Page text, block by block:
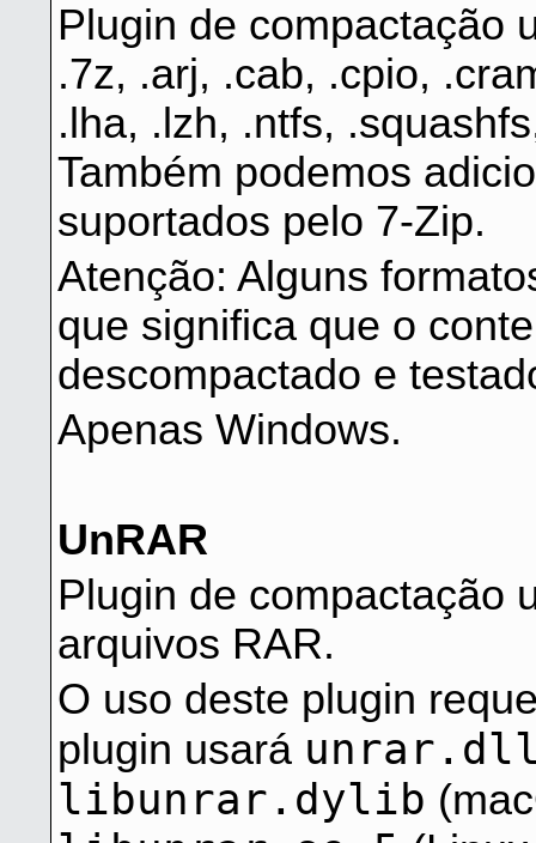
Plugin de compactação
.7z, .arj, .cab, .cpio,
.lha, .lzh, .ntfs,
Também podemos
suportados pelo 7-Zip.
Atenção: Alguns
que significa que o
descompactado e
Apenas Windows.
UnRAR
Plugin de compactação
arquivos RAR.
O uso deste plugin
plugin usará
libunrar.dylib